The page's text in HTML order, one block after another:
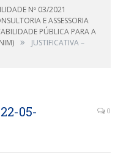
Nº 03/2021
E ASSESSORIA
PÚBLICA PARA A
»
JUSTIFICATIVA –
05-
0